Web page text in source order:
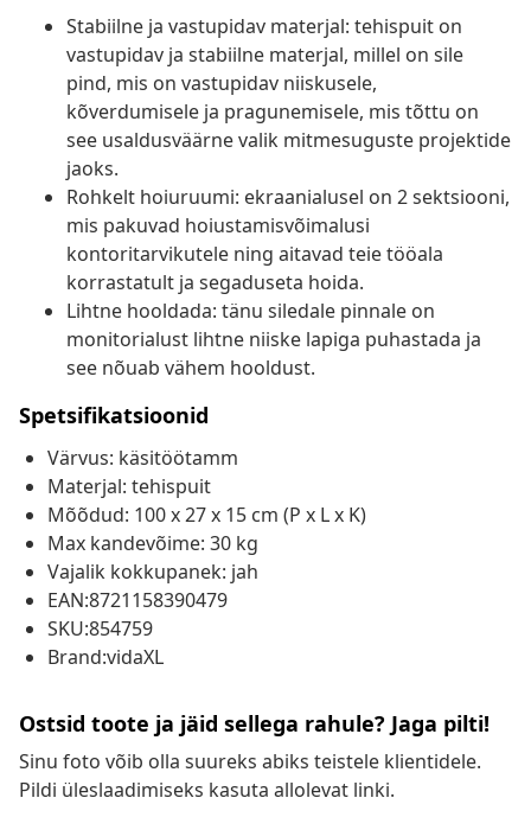
Stabiilne ja vastupidav materjal: tehispuit on
vastupidav ja stabiilne materjal, millel on sile
pind, mis on vastupidav niiskusele,
kõverdumisele ja pragunemisele, mis tõttu on
see usaldusväärne valik mitmesuguste projektide
jaoks.
Rohkelt hoiuruumi: ekraanialusel on 2 sektsiooni,
mis pakuvad hoiustamisvõimalusi
kontoritarvikutele ning aitavad teie tööala
korrastatult ja segaduseta hoida.
Lihtne hooldada: tänu siledale pinnale on
monitorialust lihtne niiske lapiga puhastada ja
see nõuab vähem hooldust.
Spetsifikatsioonid
Värvus: käsitöötamm
Materjal: tehispuit
Mõõdud: 100 x 27 x 15 cm (P x L x K)
Max kandevõime: 30 kg
Vajalik kokkupanek: jah
EAN:8721158390479
SKU:854759
Brand:vidaXL
Ostsid toote ja jäid sellega rahule? Jaga pilti!
Sinu foto võib olla suureks abiks teistele klientidele.
Pildi üleslaadimiseks kasuta allolevat linki.